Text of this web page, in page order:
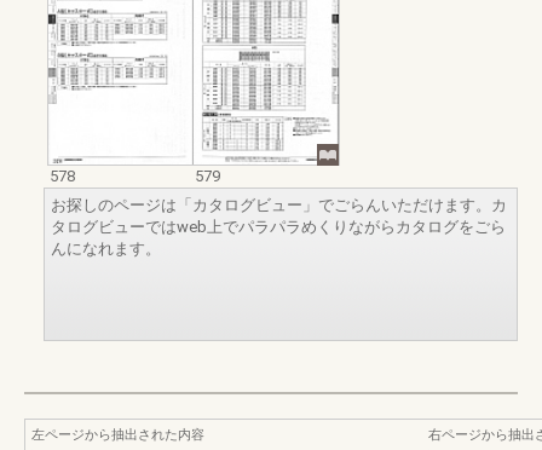
578
579
お探しのページは「カタログビュー」でごらんいただけます。カ
タログビューではweb上でパラパラめくりながらカタログをごら
んになれます。
左ページから抽出された内容
右ページから抽出